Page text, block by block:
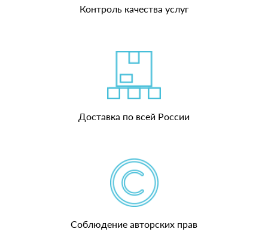
Контроль качества услуг
Доставка по всей России
Соблюдение авторских прав